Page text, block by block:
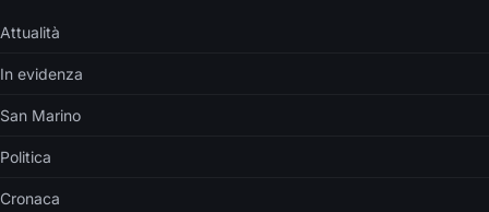
Attualità
In evidenza
San Marino
Politica
Cronaca